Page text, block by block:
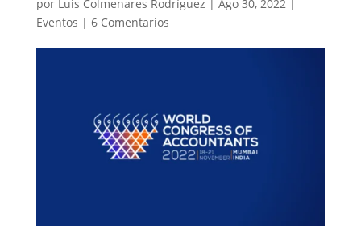
por Luis Colmenares Rodríguez | Ago 30, 2022|
Eventos | 6 Comentarios